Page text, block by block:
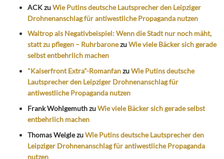
ACKzuWie Putins deutsche Lautsprecher den Leipziger
Drohnenanschlag für antiwestliche Propaganda nutzen
Waltrop als Negativbeispiel: Wenn die Stadt nur noch mäht,
statt zu pflegen – RuhrbaronezuWie viele Bäcker sich gerade
selbst entbehrlich machen
"Kaiserfront Extra"-RomanfanzuWie Putins deutsche
Lautsprecher den Leipziger Drohnenanschlag für
antiwestliche Propaganda nutzen
Frank WohlgemuthzuWie viele Bäcker sich gerade selbst
entbehrlich machen
Thomas WeiglezuWie Putins deutsche Lautsprecher den
Leipziger Drohnenanschlag für antiwestliche Propaganda
nutzen